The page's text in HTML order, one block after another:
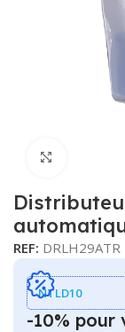
REF: DRLH29ATR
NTLD10
-10% pour